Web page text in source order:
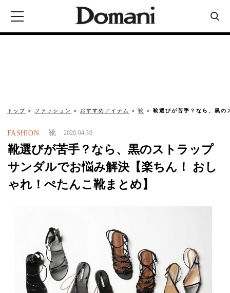
トップ ファッション おすすめアイテム 靴 靴選びが苦手？なら、黒
FASHION 靴 2020.04.30
靴選びが苦手？なら、黒のストラップ
サンダルでお悩み解決【楽ちん！ おし
ゃれ！ぺたんこ靴まとめ】